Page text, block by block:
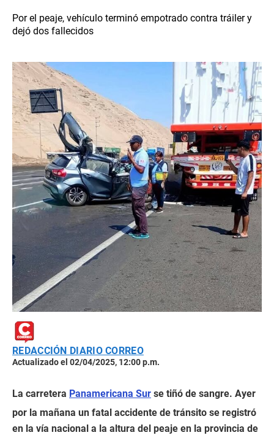
Por el peaje, vehículo terminó empotrado contra tráiler y
dejó dos fallecidos
REDACCIÓN DIARIO CORREO
Actualizado el 02/04/2025, 12:00 p.m.
La carretera Panamericana Sur se tiñó de sangre. Ayer
por la mañana un fatal accidente de tránsito se registró
en la vía nacional a la altura del peaje en la provincia de